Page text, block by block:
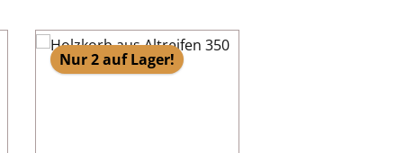
Nur 2 auf Lager!